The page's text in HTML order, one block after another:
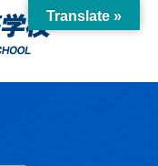
Translate »